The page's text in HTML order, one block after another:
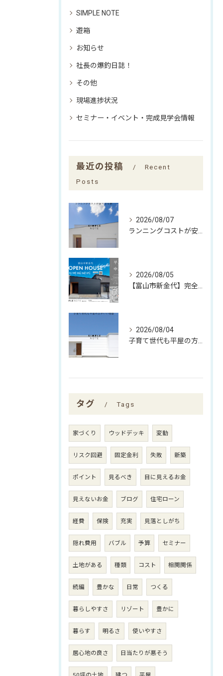
SIMPLE NOTE
遊箱
お知らせ
社長の爆釣日誌！
その他
現場進捗状況
セミナー・イベント・完成見学会情報
最近の投稿
Recent
Posts
2026/08/07
2026/08/05
2026/08/04
タグ Tags
家づくり ウッドデッキ 変動
リスク回避 固定金利 失敗 新築
ポイント 見るべき 目に見えるお金
見えないお金 ブログ 住宅ローン
経費 保険 充実 見落としがち
隠れ費用 バブル 予算 セミナー
土地がある 種類 コスト 相関関係
続編 豊かな 日常 つくる
暮らしやすさ リゾート 豊かに
暮らす 明るさ 使いやすさ
居心地の良さ 日当たりが悪そう